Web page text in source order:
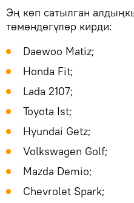
Эң көп сатылган
төмөндөгүлөр кирди:
Daewoo Matiz;
Honda Fit;
Lada 2107;
Toyota Ist;
Hyundai Getz;
Volkswagen Golf;
Mazda Demio;
Chevrolet Spark;